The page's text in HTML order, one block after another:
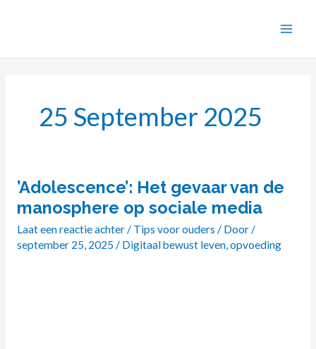
inhoud
25 September 2025
​’Adolescence’: Het gevaar van de
manosphere op sociale media
Laat een reactie achter/ Tips voor ouders / Door/
september 25, 2025 / Digitaal bewust leven,opvoeding
​
’Adolescence’: